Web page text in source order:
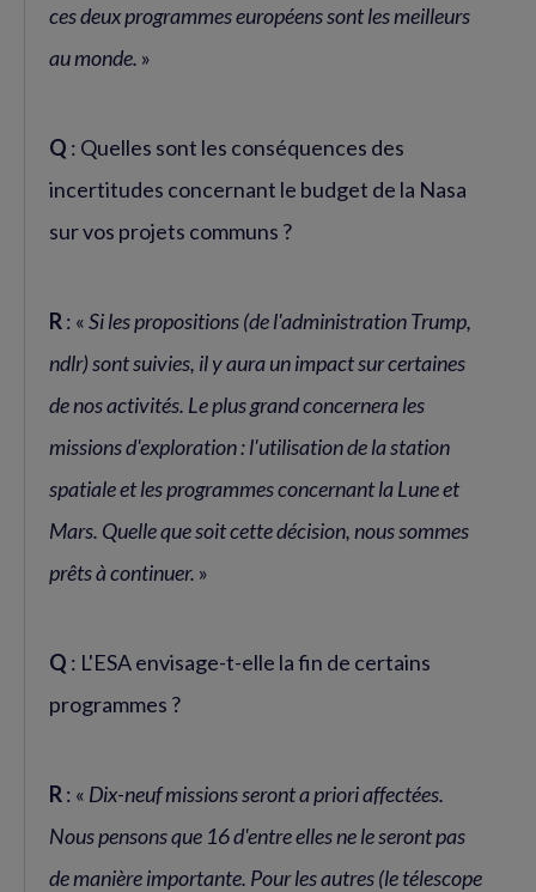
ces deux programmes européens sont les meilleurs
au monde. »
Q : Quelles sont les conséquences des
incertitudes concernant le budget de la Nasa
sur vos projets communs ?
R: «Si les propositions (de l'administration Trump,
ndlr) sont suivies, il y aura un impact sur certaines
de nos activités. Le plus grand concernera les
missions d'exploration : l'utilisation de la station
spatiale et les programmes concernant la Lune et
Mars. Quelle que soit cette décision, nous sommes
prêts à continuer. »
Q : L'ESA envisage-t-elle la fin de certains
programmes ?
R: « Dix-neuf missions seront a priori affectées.
Nous pensons que 16 d'entre elles ne le seront pas
de manière importante. Pour les autres (le télescope